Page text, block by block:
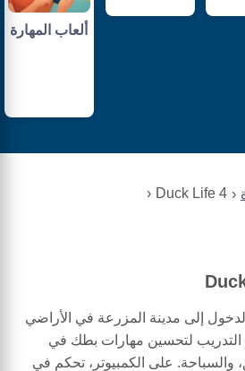
Duck Life 4
إلى مدينة المزرعة في الأراضي
التدريب لتحسين مهارات بطك في
والسباحة. على الكمبيوتر، تحكم في
ألعاب المهارة